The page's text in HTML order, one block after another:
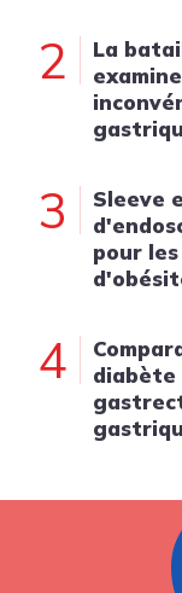
2
La
3
Sleeve
pour
4
diabète